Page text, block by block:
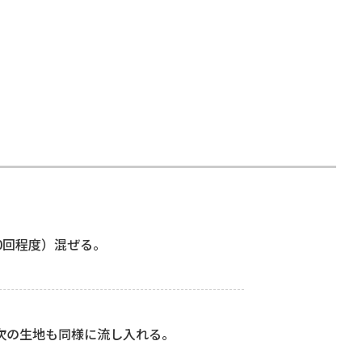
程度）混ぜる。
生地も同様に流し入れる。